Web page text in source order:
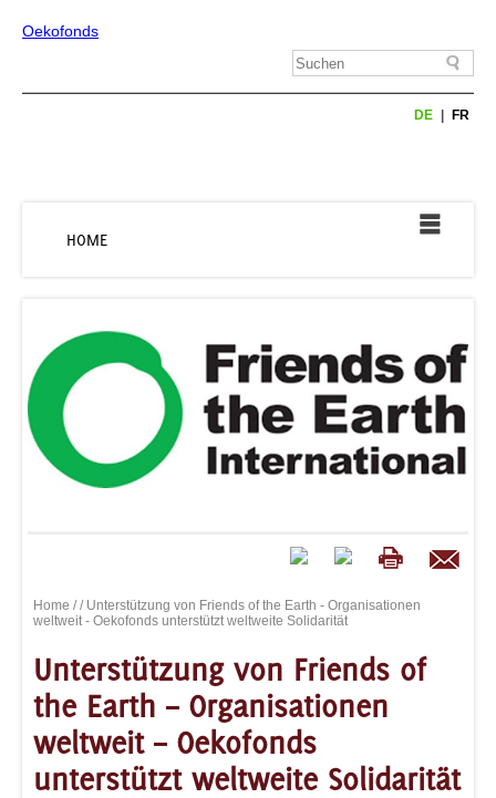
Oekofonds
DE FR
HOME
Home // Unterstützung von Friends of the Earth - Organisationen
weltweit - Oekofonds unterstützt weltweite Solidarität
Unterstützung von Friends of
the Earth – Organisationen
weltweit – Oekofonds
unterstützt weltweite Solidarität